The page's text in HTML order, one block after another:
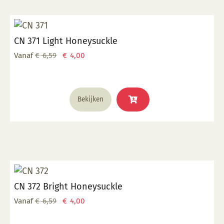
CN 371 Light Honeysuckle
Vanaf €6,59
Oorspronkelijke
€ 6,59.
€ 4,00
€ 4,00.
Bekijken
Dit
product
gekozen
CN 372 Bright Honeysuckle
Vanaf €6,59
Oorspronkelijke
€ 4,00